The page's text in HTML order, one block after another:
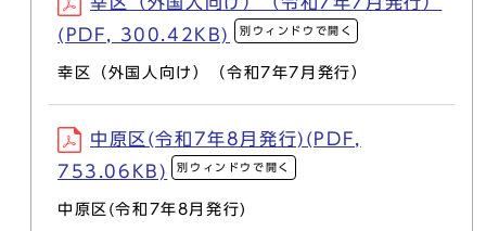
(PDF, 300.42KB)
別ウィンドウで開く
幸区（外国人向け）（令和7年7月発行）
中原区(令和7年8月発行)(PDF,
753.06KB)
別ウィンドウで開く
中原区(令和7年8月発行)